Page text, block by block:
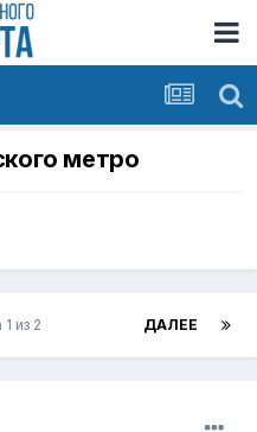
метро
ДАЛЕЕ
из 2